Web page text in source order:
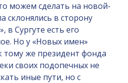
можем сделать на новой-
склонялись в сторону
Сургуте есть его
Но у «Новых имен»
тому же президент фонда
своих подопечных не
иные пути, но с